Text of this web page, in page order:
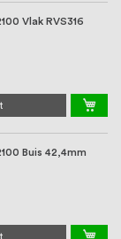
Vlak RVS316
Buis 42,4mm